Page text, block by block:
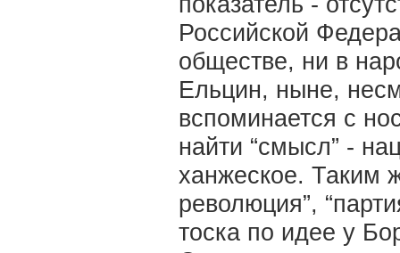
Российской
обществе, ни в
Ельцин, ныне,
вспоминается с
найти “смысл” -
ханжеское. Таким
революция”,
тоска по идее у